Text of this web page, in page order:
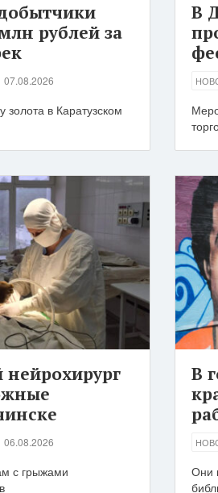
рублей за
07.08.2026
в Каратузском
В
нейрохирург
06.08.2026
с грыжами
В
Они